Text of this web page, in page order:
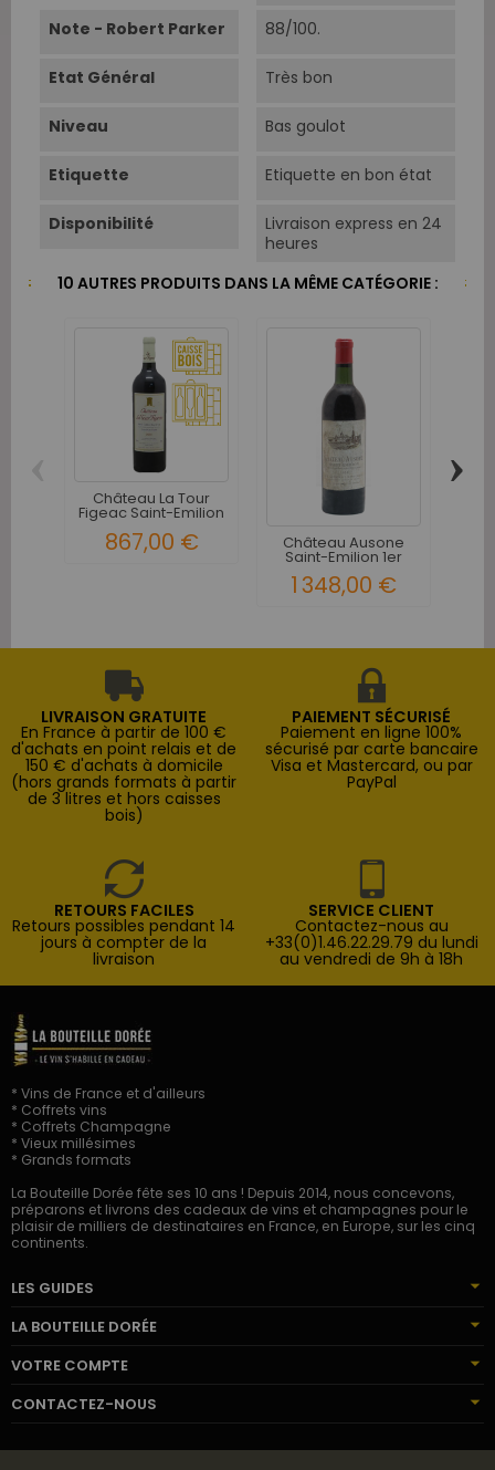
Note - Robert Parker
88/100.
Etat Général Très bon
Niveau Bas goulot
Etiquette Etiquette en bon état
Disponibilité
Livraison express en 24
heures
10 AUTRES PRODUITS DANS LA MÊME CATÉGORIE :
Château La Tour
Figeac Saint-Emilion
867,00 € Château Ausone
Saint-Emilion 1er
1 348,00 €
›
LIVRAISON GRATUITE
En France à partir de 100 €
d'achats en point relais et de
150 € d'achats à domicile
(hors grands formats à partir
de 3 litres et hors caisses
bois)
PAIEMENT SÉCURISÉ
Paiement en ligne 100%
sécurisé par carte bancaire
Visa et Mastercard, ou par
PayPal
RETOURS FACILES
Retours possibles pendant 14
jours à compter de la
livraison
SERVICE CLIENT
Contactez-nous au
+33(0)1.46.22.29.79 du lundi
au vendredi de 9h à 18h
* Vins de France et d'ailleurs
* Coffrets vins
* Coffrets Champagne
* Vieux millésimes
* Grands formats
La Bouteille Dorée fête ses 10 ans ! Depuis 2014, nous concevons,
préparons et livrons des cadeaux de vins et champagnes pour le
plaisir de milliers de destinataires en France, en Europe, sur les cinq
continents.
LES GUIDES
LA BOUTEILLE DORÉE
VOTRE COMPTE
CONTACTEZ-NOUS